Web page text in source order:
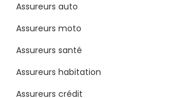
Assureurs auto
Assureurs moto
Assureurs santé
Assureurs habitation
Assureurs crédit